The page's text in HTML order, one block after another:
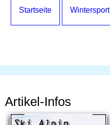
Startseite Wintersport
Artikel-Infos